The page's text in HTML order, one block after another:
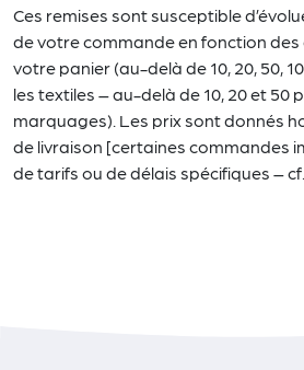
Ces remises sont susceptible
de votre commande en fonction
votre panier (au-delà de 10, 20, 50,
les textiles – au-delà de 10, 20 et 50
marquages). Les prix sont donnés
de livraison [certaines commandes
de tarifs ou de délais spécifiques – cf.